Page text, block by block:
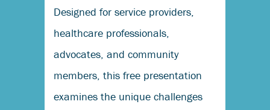
Designed for service providers,
healthcare professionals,
advocates, and community
members, this free presentation
examines the unique challenges